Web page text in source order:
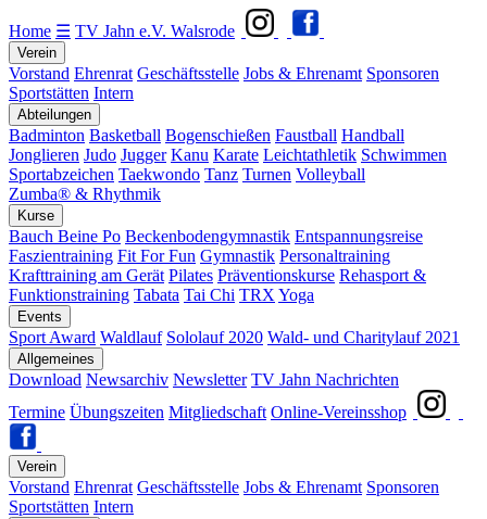
Home ☰ TV Jahn e.V. Walsrode
Verein
Vorstand Ehrenrat Geschäftsstelle Jobs & Ehrenamt Sponsoren
Sportstätten Intern
Abteilungen
Badminton Basketball Bogenschießen Faustball Handball
Jonglieren Judo Jugger Kanu Karate Leichtathletik Schwimmen
Sportabzeichen Taekwondo Tanz Turnen Volleyball
Zumba® & Rhythmik
Kurse
Bauch Beine Po Beckenbodengymnastik Entspannungsreise
Faszientraining Fit For Fun Gymnastik Personaltraining
Krafttraining am Gerät Pilates Präventionskurse Rehasport &
Funktionstraining Tabata Tai Chi TRX Yoga
Events
Sport Award Waldlauf Sololauf 2020 Wald- und Charitylauf 2021
Allgemeines
Download Newsarchiv Newsletter TV Jahn Nachrichten
Termine Übungszeiten Mitgliedschaft Online-Vereinsshop
Verein
Vorstand Ehrenrat Geschäftsstelle Jobs & Ehrenamt Sponsoren
Sportstätten Intern